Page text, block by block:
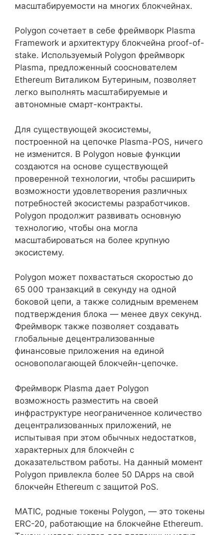
масштабируемости на многих блокчейнах.
Polygon сочетает в себе фреймворк Plasma
Framework и архитектуру блокчейна proof-of-
stake. Используемый Polygon фреймворк
Plasma, предложенный сооснователем
Ethereum Виталиком Бутериным, позволяет
легко выполнять масштабируемые и
автономные смарт-контракты.
Для существующей экосистемы,
построенной на цепочке Plasma-POS, ничего
не изменится. В Polygon новые функции
создаются на основе существующей
проверенной технологии, чтобы расширить
возможности удовлетворения различных
потребностей экосистемы разработчиков.
Polygon продолжит развивать основную
технологию, чтобы она могла
масштабироваться на более крупную
экосистему.
Polygon может похвастаться скоростью до
65 000 транзакций в секунду на одной
боковой цепи, а также солидным временем
подтверждения блока — менее двух секунд.
Фреймворк также позволяет создавать
глобальные децентрализованные
финансовые приложения на единой
основополагающей блокчейн-цепочке.
Фреймворк Plasma дает Polygon
возможность разместить на своей
инфраструктуре неограниченное количество
децентрализованных приложений, не
испытывая при этом обычных недостатков,
характерных для блокчейн с
доказательством работы. На данный момент
Polygon привлекла более 50 DApps на свой
блокчейн Ethereum с защитой PoS.
MATIC, родные токены Polygon, — это токены
ERC-20, работающие на блокчейне Ethereum.